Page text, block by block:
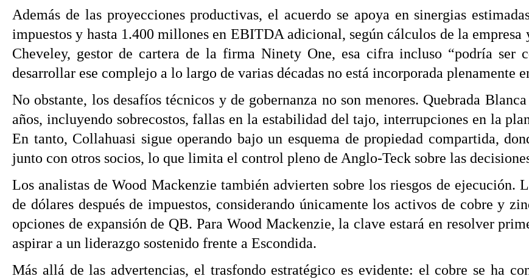
Además de las proyecciones productivas, el acuerdo se apoya en sinergias
impuestos y hasta 1.400 millones en EBITDA adicional, según cálculos de la empresa
Cheveley, gestor de cartera de la firma Ninety One, esa cifra incluso “podría ser
desarrollar ese complejo a lo largo de varias décadas no está incorporada plenamente
No obstante, los desafíos técnicos y de gobernanza no son menores. Quebrada
años, incluyendo sobrecostos, fallas en la estabilidad del tajo, interrupciones en la
En tanto, Collahuasi sigue operando bajo un esquema de propiedad compartida,
junto con otros socios, lo que limita el control pleno de Anglo-Teck sobre las
Los analistas de Wood Mackenzie también advierten sobre los riesgos de ejecución.
de dólares después de impuestos, considerando únicamente los activos de cobre y
opciones de expansión de QB. Para Wood Mackenzie, la clave estará en resolver
aspirar a un liderazgo sostenido frente a Escondida.
Más allá de las advertencias, el trasfondo estratégico es evidente: el cobre se ha